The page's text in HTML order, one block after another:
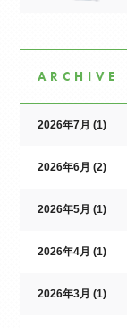
ARCHIVE
2026年7月 (1)
2026年6月 (2)
2026年5月 (1)
2026年4月 (1)
2026年3月 (1)